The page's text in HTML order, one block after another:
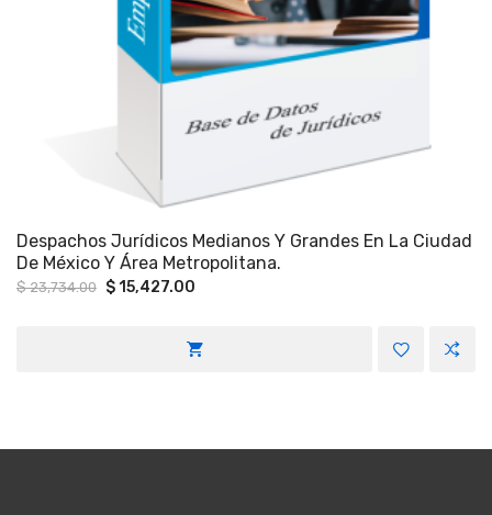
Despachos Jurídicos Medianos Y Grandes En La Ciudad
De México Y Área Metropolitana.
$23,734.00 Original
$15,427.00